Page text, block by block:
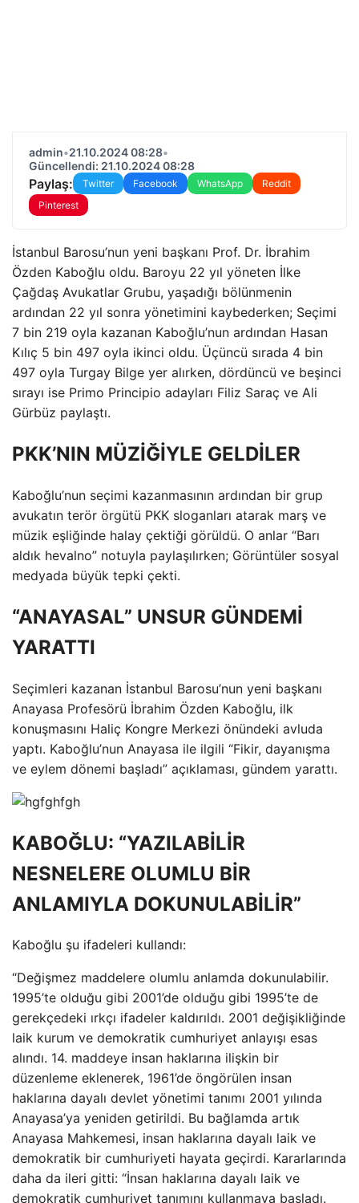
admin•21.10.2024 08:28•
Güncellendi: 21.10.2024 08:28
Paylaş: Twitter Facebook WhatsApp
Reddit
Pinterest
İstanbul Barosu’nun yeni başkanı Prof. Dr. İbrahim
Özden Kaboğlu oldu. Baroyu 22 yıl yöneten İlke
Çağdaş Avukatlar Grubu, yaşadığı bölünmenin
ardından 22 yıl sonra yönetimini kaybederken; Seçimi
7 bin 219 oyla kazanan Kaboğlu’nun ardından Hasan
Kılıç 5 bin 497 oyla ikinci oldu. Üçüncü sırada 4 bin
497 oyla Turgay Bilge yer alırken, dördüncü ve beşinci
sırayı ise Primo Principio adayları Filiz Saraç ve Ali
Gürbüz paylaştı.
PKK’NIN MÜZİĞİYLE GELDİLER
Kaboğlu’nun seçimi kazanmasının ardından bir grup
avukatın terör örgütü PKK sloganları atarak marş ve
müzik eşliğinde halay çektiği görüldü. O anlar “Barı
aldık hevalno” notuyla paylaşılırken; Görüntüler sosyal
medyada büyük tepki çekti.
“ANAYASAL” UNSUR GÜNDEMİ
YARATTI
Seçimleri kazanan İstanbul Barosu’nun yeni başkanı
Anayasa Profesörü İbrahim Özden Kaboğlu, ilk
konuşmasını Haliç Kongre Merkezi önündeki avluda
yaptı. Kaboğlu’nun Anayasa ile ilgili “Fikir, dayanışma
ve eylem dönemi başladı” açıklaması, gündem yarattı.
KABOĞLU: “YAZILABİLİR
NESNELERE OLUMLU BİR
ANLAMIYLA DOKUNULABİLİR”
Kaboğlu şu ifadeleri kullandı:
“Değişmez maddelere olumlu anlamda dokunulabilir.
1995’te olduğu gibi 2001’de olduğu gibi 1995’te de
gerekçedeki ırkçı ifadeler kaldırıldı. 2001 değişikliğinde
laik kurum ve demokratik cumhuriyet anlayışı esas
alındı. 14. maddeye insan haklarına ilişkin bir
düzenleme eklenerek, 1961’de öngörülen insan
haklarına dayalı devlet yönetimi tanımı 2001 yılında
Anayasa’ya yeniden getirildi. Bu bağlamda artık
Anayasa Mahkemesi, insan haklarına dayalı laik ve
demokratik bir cumhuriyeti hayata geçirdi. Kararlarında
daha da ileri gitti: “İnsan haklarına dayalı laik ve
demokratik cumhuriyet tanımını kullanmaya başladı.